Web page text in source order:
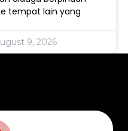
tempat lain yang
9, 2026